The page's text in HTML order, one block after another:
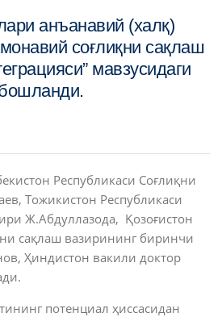
анъанавий (халқ)
соғлиқни сақлаш
мавзусидаги
Республикаси Соғлиқни
Тожикистон Республикаси
Ж.Абдуллазода, Қозоғистон
сақлаш вазирининг биринчи
Ҳиндистон вакили доктор
потенциал ҳиссасидан